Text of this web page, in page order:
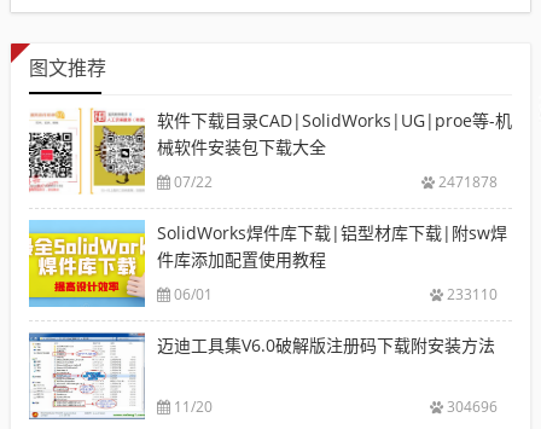
图文推荐
软件下载目录CAD|SolidWorks|UG|proe等-机
械软件安装包下载大全
07/22 2471878
SolidWorks焊件库下载|铝型材库下载|附sw焊
件库添加配置使用教程
06/01 233110
迈迪工具集V6.0破解版注册码下载附安装方法
11/20 304696